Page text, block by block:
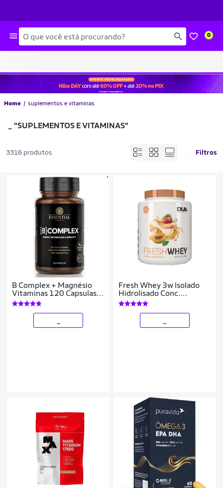
Busca 0
Home suplementos e vitaminas
"SUPLEMENTOS E VITAMINAS"
3316 produtos Filtros
B Complex + Magnésio
Vitaminas 120 Capsulas
Essential
Fresh Whey 3w Isolado
Hidrolisado Conc.
Vitaminas de Frutas 450g
- Dux Nutrition